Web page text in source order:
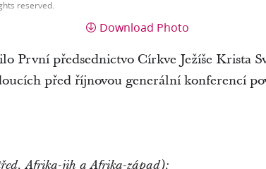
reserved.
Download Photo
První předsednictvo Církve Ježíše Krista
před říjnovou generální konferencí
Afrika-jih a Afrika-západ):